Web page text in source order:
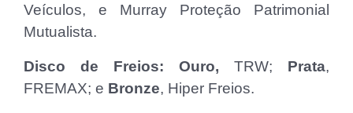
Veículos, e Murray Proteção Patrimonial
Mutualista.
Disco de Freios: Ouro, TRW; Prata,
FREMAX; e Bronze, Hiper Freios.